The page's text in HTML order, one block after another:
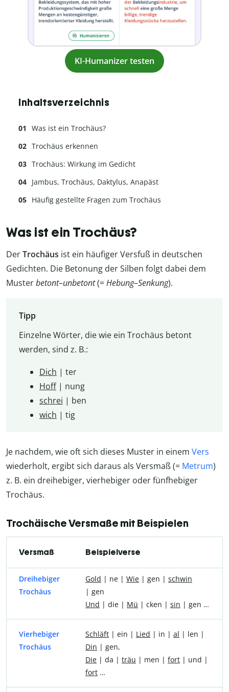
KI-Humanizer testen
Inhaltsverzeichnis
Was ist ein Trochäus?
Trochäus erkennen
Trochäus: Wirkung im Gedicht
Jambus, Trochäus, Daktylus, Anapäst
Häufig gestellte Fragen zum Trochäus
Was ist ein Trochäus?
DerTrochäus ist ein häufiger Versfuß in deutschen
Gedichten. Die Betonung der Silben folgt dabei dem
Musterbetont–unbetont(=Hebung–Senkung).
Tipp
Einzelne Wörter, die wie ein Trochäus betont
werden, sind z. B.:
Dich | ter
Hoff| nung
schrei | ben
wich | tig
Je nachdem, wie oft sich dieses Muster in einem Vers
wiederholt, ergibt sich daraus als Versmaß (= Metrum)
z. B. ein dreihebiger, vierhebiger oder fünfhebiger
Trochäus.
Trochäische Versmaße mit Beispielen
Versmaß Beispielverse
Dreihebiger
Trochäus
Gold | ne | Wie | gen | schwin
| gen
Und | die | Mü | cken | sin | gen …
Vierhebiger
Trochäus
Schläft | ein | Lied | in | al | len |
Din | gen,
Die | da | träu | men | fort | und |
fort …